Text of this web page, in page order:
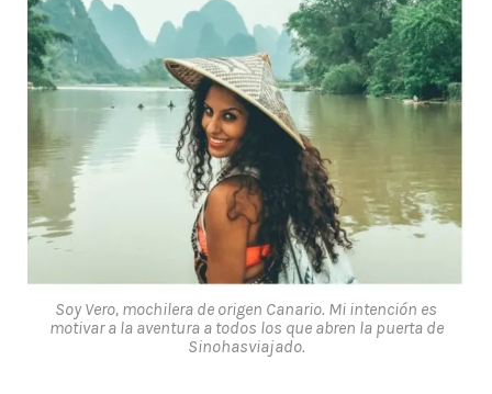
Soy Vero, mochilera de origen Canario. Mi intención es
motivar a la aventura a todos los que abren la puerta de
Sinohasviajado.